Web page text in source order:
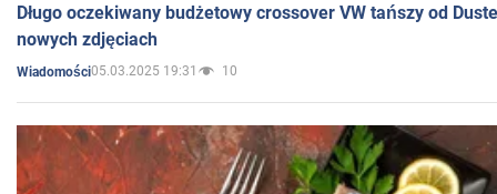
Długo oczekiwany budżetowy crossover VW tańszy od
nowych zdjęciach
Wiadomości05.03.2025 19:31 10